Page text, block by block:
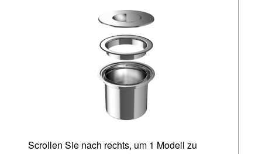
Scrollen Sie nach rechts, um 1 Modell zu